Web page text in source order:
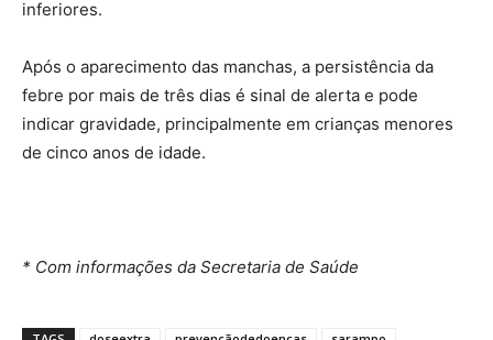
inferiores.
Após o aparecimento das manchas, a persistência da
febre por mais de três dias é sinal de alerta e pode
indicar gravidade, principalmente em crianças menores
de cinco anos de idade.
* Com informações da Secretaria de Saúde